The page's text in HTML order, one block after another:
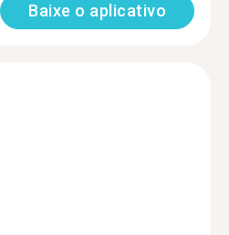
Baixe o aplicativo